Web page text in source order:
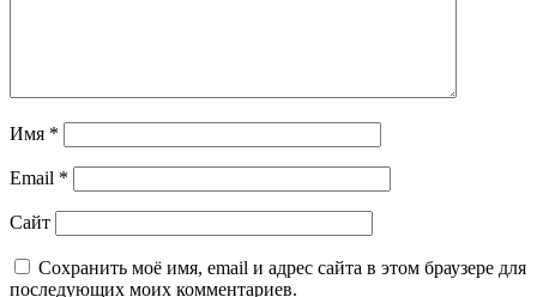
Имя *
Email *
Сайт
Сохранить моё имя, email и адрес сайта в этом браузере для
последующих моих комментариев.